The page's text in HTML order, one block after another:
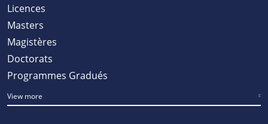
Licences
Masters
Magistères
Doctorats
Programmes Gradués
View more